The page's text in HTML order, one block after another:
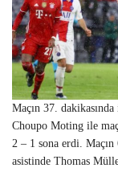
Maçın 37.
Choupo Moting ile
2 – 1 sona erdi.
asistinde Thomas